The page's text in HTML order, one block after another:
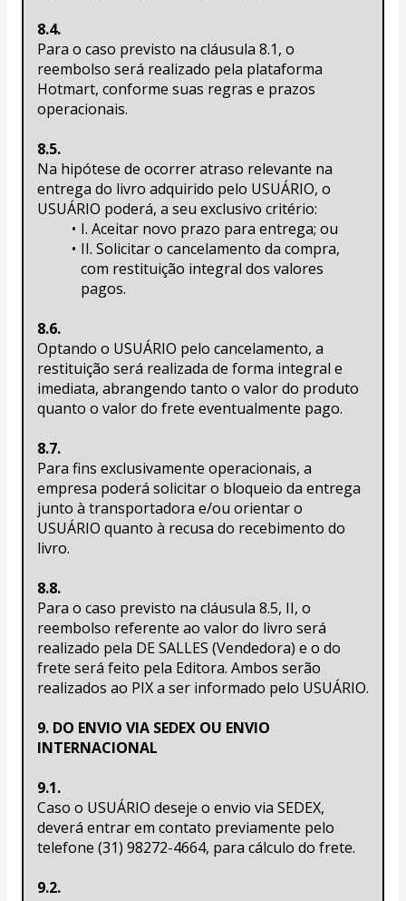
8.4.
Para o caso previsto na cláusula 8.1, o
reembolso será realizado pela plataforma
Hotmart, conforme suas regras e prazos
operacionais.
8.5.
Na hipótese de ocorrer atraso relevante na
entrega do livro adquirido pelo USUÁRIO, o
USUÁRIO poderá, a seu exclusivo critério:
I. Aceitar novo prazo para entrega; ou
II. Solicitar o cancelamento da compra,
com restituição integral dos valores
pagos.
8.6.
Optando o USUÁRIO pelo cancelamento, a
restituição será realizada de forma integral e
imediata, abrangendo tanto o valor do produto
quanto o valor do frete eventualmente pago.
8.7.
Para fins exclusivamente operacionais, a
empresa poderá solicitar o bloqueio da entrega
junto à transportadora e/ou orientar o
USUÁRIO quanto à recusa do recebimento do
livro.
8.8.
Para o caso previsto na cláusula 8.5, II, o
reembolso referente ao valor do livro será
realizado pela DE SALLES (Vendedora) e o do
frete será feito pela Editora. Ambos serão
realizados ao PIX a ser informado pelo USUÁRIO.
9. DO ENVIO VIA SEDEX OU ENVIO
INTERNACIONAL
9.1.
Caso o USUÁRIO deseje o envio via SEDEX,
deverá entrar em contato previamente pelo
telefone (31) 98272-4664, para cálculo do frete.
9.2.